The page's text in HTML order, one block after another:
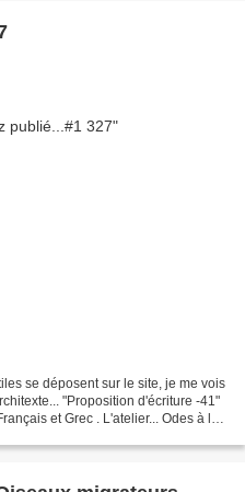
se déposent sur le site, je me vois
"Proposition d'écriture -41"
et Grec . L'atelier... Odes à la